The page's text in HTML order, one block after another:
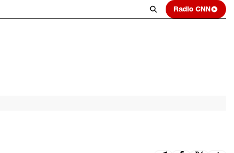
Radio CNN